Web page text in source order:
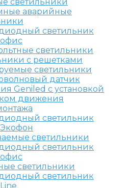
аварийные
светильники
с решетками
светильники
движения
светильники
светильники